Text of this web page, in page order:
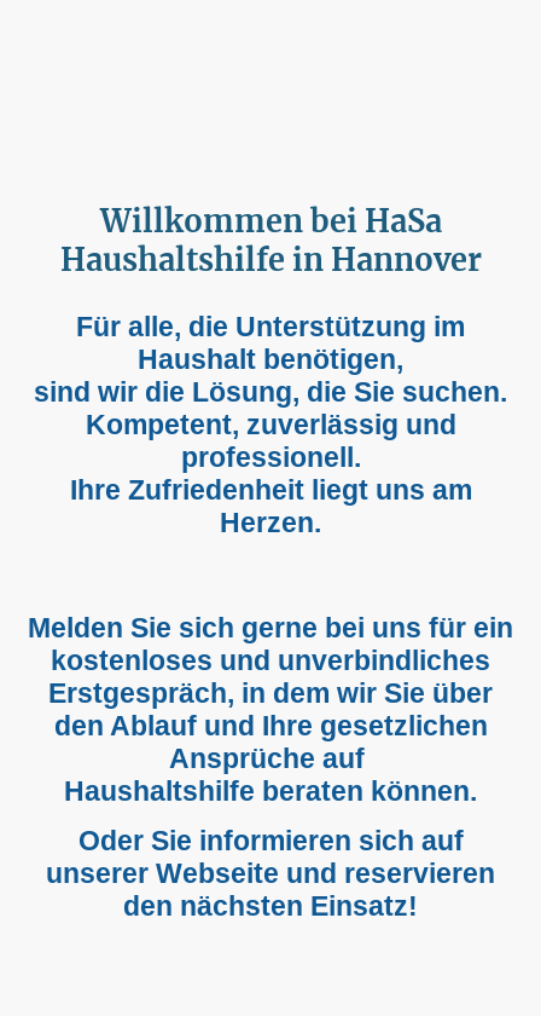
Willkommen bei HaSa
Haushaltshilfe in Hannover
Für alle, die Unterstützung im
Haushalt benötigen,
sind wir die Lösung, die Sie suchen.
Kompetent, zuverlässig und
professionell.
Ihre Zufriedenheit liegt uns am
Herzen.
Melden Sie sich gerne bei uns für ein
kostenloses und unverbindliches
Erstgespräch, in dem wir Sie über
den Ablauf und Ihre gesetzlichen
Ansprüche auf
Haushaltshilfe beraten können.
Oder Sie informieren sich auf
unserer Webseite und reservieren
den nächsten Einsatz!